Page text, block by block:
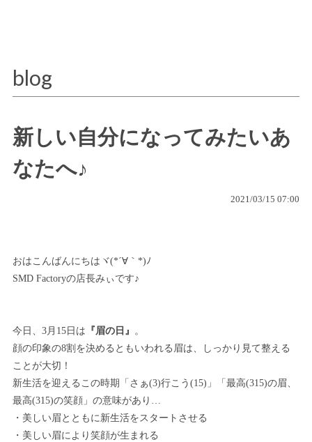
blog
新しい自分になってみたいあ
なたへ♪
2021/03/15 07:00
おはこんばんにちはヾ(*´∀｀*)ﾉ
SMD Factoryの店長みぃです♪
今日、3月15日は 『眉の日』 。
顔の印象の8割を決めるともいわれる眉は、しっかり見て整える
ことが大切！
新生活を迎えるこの時期「さぁ(3)行こう(15)」「最高(315)の眉、
最高(315)の笑顔」の意味があり…
・美しい眉とともに新生活をスタートさせる
・美しい眉により笑顔が生まれる